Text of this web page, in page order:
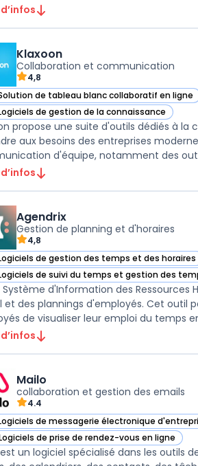
Klaxoon
Collaboration et communication
4,8
de tableau blanc collaboratif en ligne
Klaxoon dans cette catégorie
de gestion de la connaissance
Klaxoon dans cette catégorie
propose une suite d'outils dédiés à
aux besoins des entreprises
d'équipe, notamment des
Agendrix
Gestion de planning et d'horaires
4,8
de gestion des temps et des horaires
Agendrix dans cette catégorie
de suivi du temps et gestion des
Agendrix dans cette catégorie
Système d'Information des
et des plannings d'employés. Cet outil
de visualiser leur emploi du temps
Mailo
collaboration et gestion des emails
4.4
de messagerie électronique
Mailo dans cette catégorie
de prise de rendez-vous en ligne
Mailo dans cette catégorie
un logiciel spécialisé dans les